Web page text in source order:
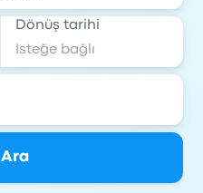
Dönüş tarihi
Ara